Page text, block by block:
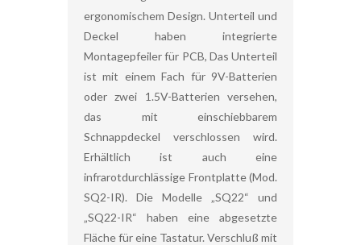
ergonomischem Design. Unterteil und
Deckel haben integrierte
Montagepfeiler für PCB, Das Unterteil
ist mit einem Fach für 9V-Batterien
oder zwei 1.5V-Batterien versehen,
das mit einschiebbarem
Schnappdeckel verschlossen wird.
Erhältlich ist auch eine
infrarotdurchlässige Frontplatte (Mod.
SQ2-IR). Die Modelle „SQ22“ und
„SQ22-IR“ haben eine abgesetzte
Fläche für eine Tastatur. Verschluß mit